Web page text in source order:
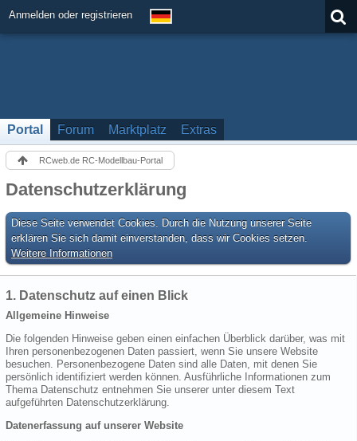
Anmelden oder registrieren
Portal Forum Marktplatz Extras
RCweb.de RC-Modellbau-Portal
Datenschutzerklärung
Diese Seite verwendet Cookies. Durch die Nutzung unserer Seite
erklären Sie sich damit einverstanden, dass wir Cookies setzen.
Weitere Informationen
1. Datenschutz auf einen Blick
Allgemeine Hinweise
Die folgenden Hinweise geben einen einfachen Überblick darüber, was mit
Ihren personenbezogenen Daten passiert, wenn Sie unsere Website
besuchen. Personenbezogene Daten sind alle Daten, mit denen Sie
persönlich identifiziert werden können. Ausführliche Informationen zum
Thema Datenschutz entnehmen Sie unserer unter diesem Text
aufgeführten Datenschutzerklärung.
Datenerfassung auf unserer Website